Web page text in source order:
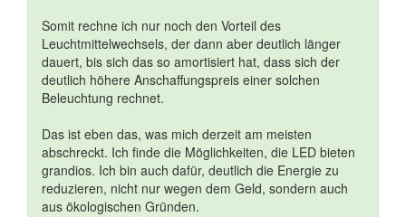
Somit rechne ich nur noch den Vorteil des
Leuchtmittelwechsels, der dann aber deutlich länger
dauert, bis sich das so amortisiert hat, dass sich der
deutlich höhere Anschaffungspreis einer solchen
Beleuchtung rechnet.
Das ist eben das, was mich derzeit am meisten
abschreckt. Ich finde die Möglichkeiten, die LED bieten
grandios. Ich bin auch dafür, deutlich die Energie zu
reduzieren, nicht nur wegen dem Geld, sondern auch
aus ökologischen Gründen.